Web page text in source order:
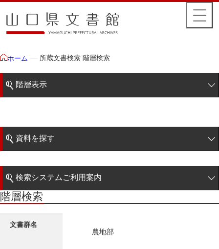
ホーム 所蔵文書検索 階層検索
階層表示
藩政文書
特定歴史公文書
冊子
知事公室
資料を探す
階層検索
検索システムご利用案内
検索システムの利用について
更新履歴
階層検索
文書群名
農地部